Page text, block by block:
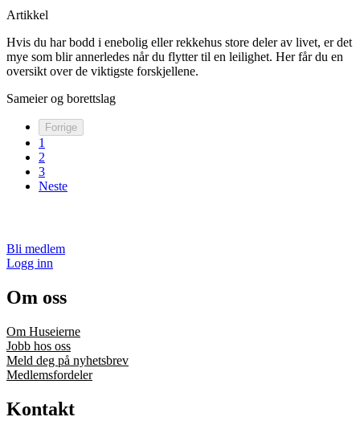
Artikkel
Hvis du har bodd i enebolig eller rekkehus store deler av livet, er det
mye som blir annerledes når du flytter til en leilighet. Her får du en
oversikt over de viktigste forskjellene.
Sameier og borettslag
Forrige
1
2
3
Neste
Bli medlem
Logg inn
Om oss
Om Huseierne
Jobb hos oss
Meld deg på nyhetsbrev
Medlemsfordeler
Kontakt